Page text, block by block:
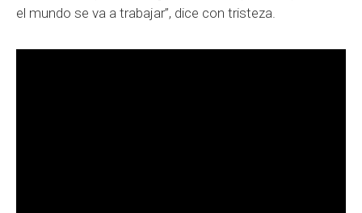
el mundo se va a trabajar”, dice con tristeza.